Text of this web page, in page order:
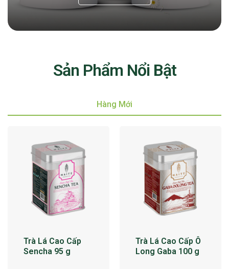
Sản Phẩm Nổi Bật
Hàng Mới
Trà Lá Cao Cấp
Sencha 95 g
Trà Lá Cao Cấp Ô
Long Gaba 100 g